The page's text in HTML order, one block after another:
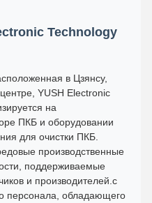
Technology
в Цзянсу,
YUSH Electronic
на
ПКБ и оборудовании
для очистки ПКБ.
производственные
поддерживаемые
и производителей.с
персонала, обладающего